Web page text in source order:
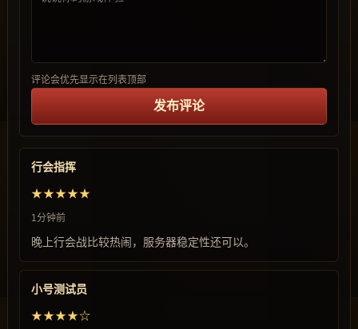
评论会优先显示在列表顶部
发布评论
行会指挥
★★★★★
1分钟前
晚上行会战比较热闹，服务器稳定性还可以。
小号测试员
★★★★☆